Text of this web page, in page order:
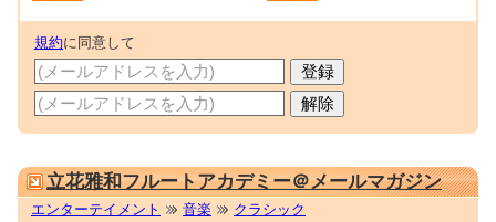
規約に同意して
立花雅和フルートアカデミー＠メールマガジン
エンターテイメント 音楽 クラシック